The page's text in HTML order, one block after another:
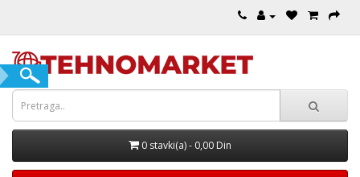
0 stavki(a) - 0,00 Din